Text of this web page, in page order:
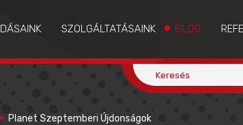
SZOLGÁLTATÁSAINK BLOG
Planet Szeptemberi Újdonságok